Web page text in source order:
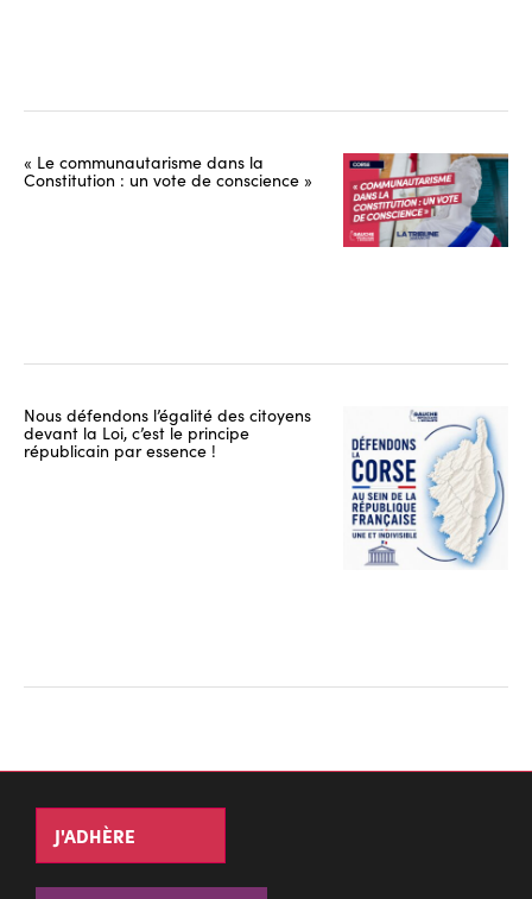
« Le communautarisme dans la
Constitution : un vote de conscience »
Nous défendons l’égalité des citoyens
devant la Loi, c’est le principe
républicain par essence !
J'ADHÈRE